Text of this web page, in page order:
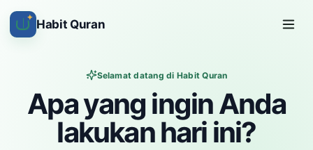
✦ Habit Quran
Selamat datang di Habit Quran
Apa yang ingin Anda
lakukan hari ini?